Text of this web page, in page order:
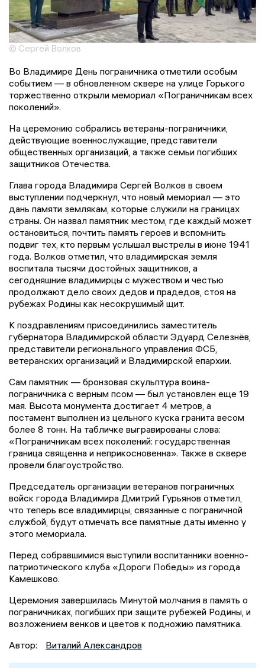
© Сергей Волков
Во Владимире День пограничника отметили особым
событием — в обновленном сквере на улице Горького
торжественно открыли мемориал «Пограничникам всех
поколений».
На церемонию собрались ветераны-пограничники,
действующие военнослужащие, представители
общественных организаций, а также семьи погибших
защитников Отечества.
Глава города Владимира Сергей Волков в своем
выступлении подчеркнул, что новый мемориал — это
дань памяти землякам, которые служили на границах
страны. Он назвал памятник местом, где каждый может
остановиться, почтить память героев и вспомнить
подвиг тех, кто первым услышал выстрелы в июне 1941
года. Волков отметил, что владимирская земля
воспитала тысячи достойных защитников, а
сегодняшние владимирцы с мужеством и честью
продолжают дело своих дедов и прадедов, стоя на
рубежах Родины как несокрушимый щит.
К поздравлениям присоединились заместитель
губернатора Владимирской области Эдуард Селезнёв,
представители регионального управления ФСБ,
ветеранских организаций и Владимирской епархии.
Сам памятник — бронзовая скульптура воина-
пограничника с верным псом — был установлен еще 19
мая. Высота монумента достигает 4 метров, а
постамент выполнен из цельного куска гранита весом
более 8 тонн. На табличке выгравированы слова:
«Пограничникам всех поколений: государственная
граница священна и неприкосновенна». Также в сквере
провели благоустройство.
Председатель организации ветеранов пограничных
войск города Владимира Дмитрий Гурьянов отметил,
что теперь все владимирцы, связанные с пограничной
службой, будут отмечать все памятные даты именно у
этого мемориала.
Перед собравшимися выступили воспитанники военно-
патриотического клуба «Дороги Победы» из города
Камешково.
Церемония завершилась Минутой молчания в память о
пограничниках, погибших при защите рубежей Родины, и
возложением венков и цветов к подножию памятника.
Автор:
Виталий Александров